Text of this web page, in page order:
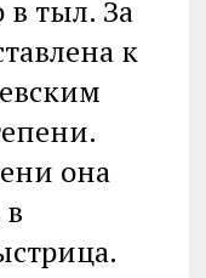
в тыл. За
к
она